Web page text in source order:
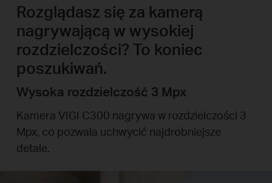
Rozglądasz się za kamerą
nagrywającą w wysokiej
rozdzielczości? To koniec
poszukiwań.
Wysoka rozdzielczość 3 Mpx
Kamera VIGI C300 nagrywa w rozdzielczości 3
Mpx, co pozwala uchwycić najdrobniejsze
detale.